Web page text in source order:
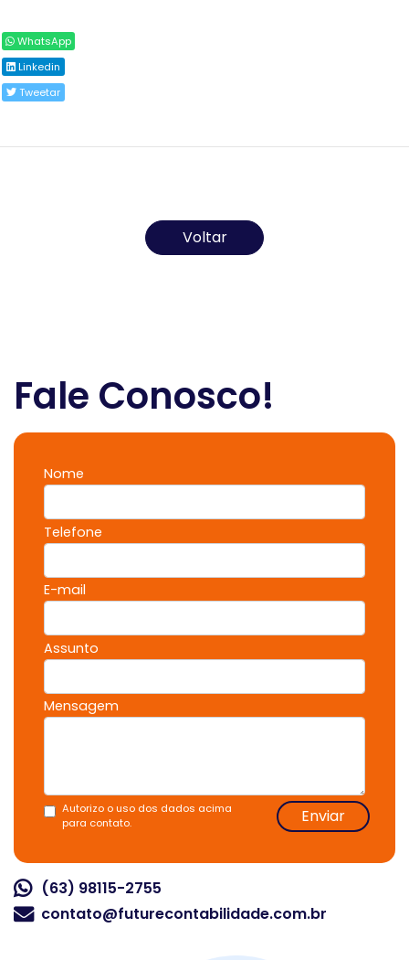
WhatsApp
Linkedin
Tweetar
Voltar
Fale Conosco!
Nome
Telefone
E-mail
Assunto
Mensagem
Autorizo o uso dos dados acima
para contato.
Enviar
(63) 98115-2755
contato@futurecontabilidade.com.br